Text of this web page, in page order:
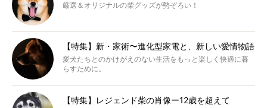
厳選＆オリジナルの柴グッズが勢ぞろい！
【特集】新・家術〜進化型家電と、新しい愛情物語
愛犬たちとのかけがえのない生活をもっと楽しく快適に暮
らすために。
【特集】レジェンド柴の肖像ー12歳を超えて